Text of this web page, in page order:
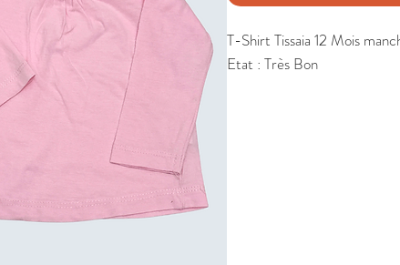
T-Shirt Tissaia 12 Mois
Etat : Très Bon